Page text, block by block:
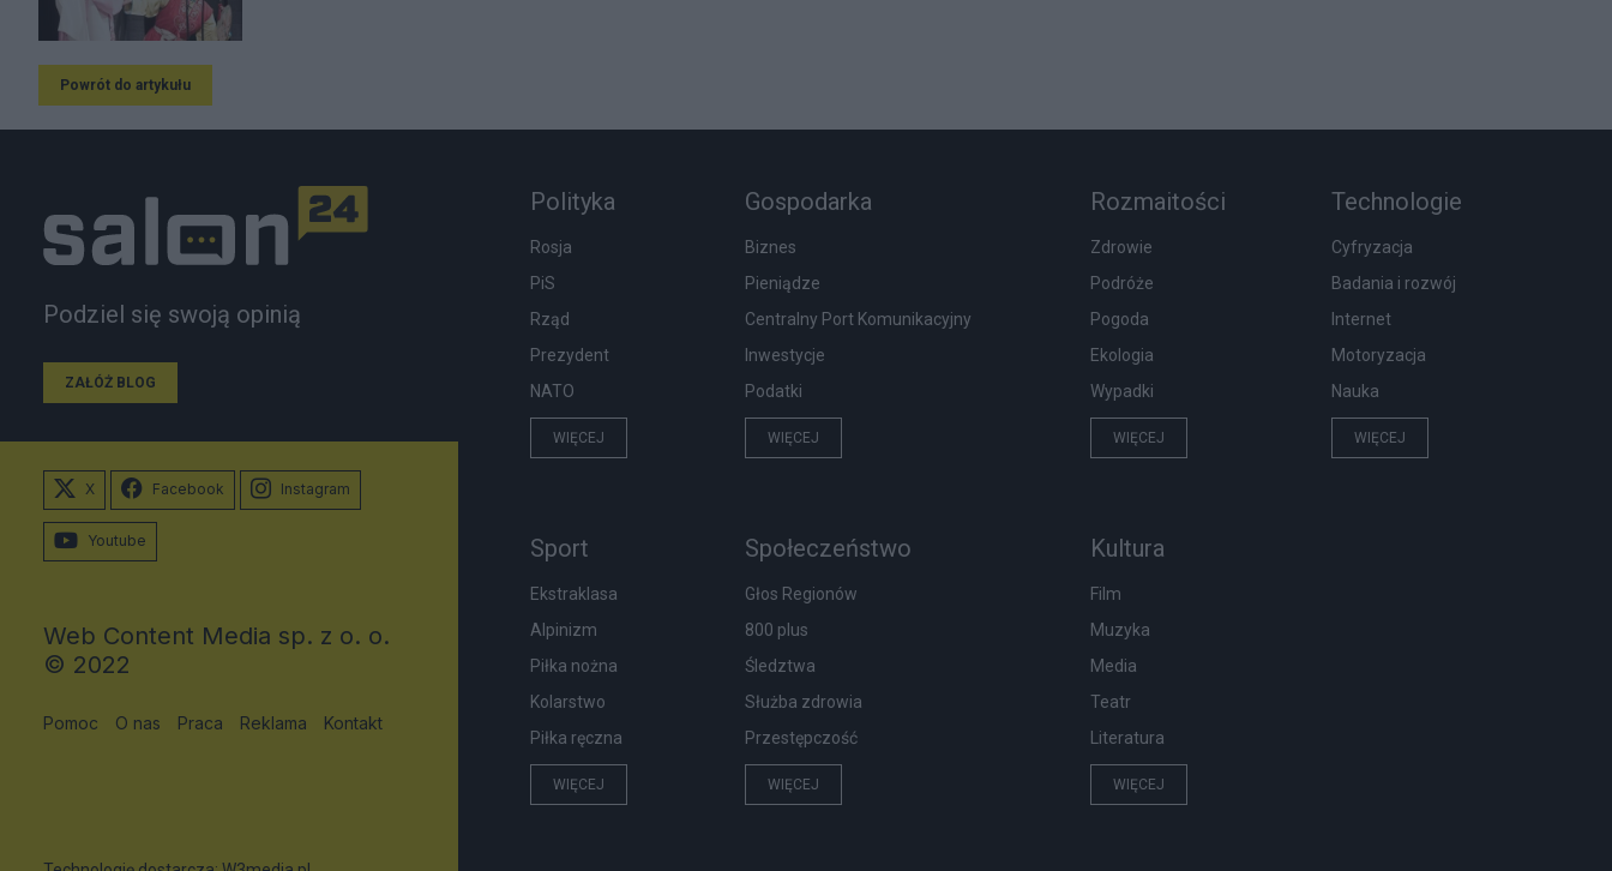
Powrót do artykułu
Podziel się swoją opinią
ZAŁÓŻ BLOG
Polityka
Rosja
PiS
Rząd
Prezydent
NATO
WIĘCEJ
Gospodarka
Biznes
Pieniądze
Centralny Port Komunikacyjny
Inwestycje
Podatki
WIĘCEJ
Rozmaitości
Zdrowie
Podróże
Pogoda
Ekologia
Wypadki
WIĘCEJ
Technologie
Cyfryzacja
Badania i rozwój
Internet
Motoryzacja
Nauka
WIĘCEJ
Sport
Ekstraklasa
Alpinizm
Piłka nożna
Kolarstwo
Piłka ręczna
WIĘCEJ
Społeczeństwo
Głos Regionów
800 plus
Śledztwa
Służba zdrowia
Przestępczość
WIĘCEJ
Kultura
Film
Muzyka
Media
Teatr
Literatura
WIĘCEJ
X Facebook Instagram
Youtube
Web Content Media sp. z o. o.
© 2022
Pomoc O nas Praca Reklama Kontakt